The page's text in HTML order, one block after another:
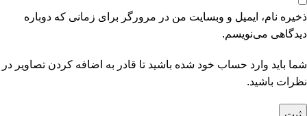
ذخیره نام، ایمیل و وبسایت من در مرورگر برای زمانی که دوباره
دیدگاهی می‌نویسم.
شما باید وارد حساب خود شده باشید تا قادر به اضافه کردن تصاویر در
نظرات باشید.